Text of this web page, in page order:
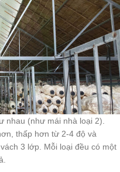
nhau (như mái nhà loại 2).
thấp hơn từ 2-4 độ và
3 lớp. Mỗi loại đều có một